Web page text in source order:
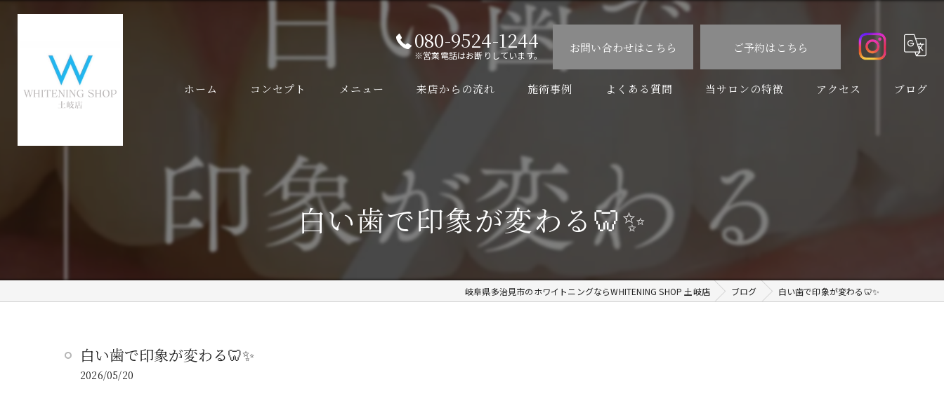
080-9524-1244
※営業電話はお断りしています。
お問い合わせはこちら ご予約はこちら
ホーム コンセプト メニュー 来店からの流れ 施術事例 よくある質問 当サロンの特徴
痛くない
虫歯
アクセス ブログ
白い歯で印象が変わる🦷✨️
岐阜県多治見市のホワイトニングならWHITENING SHOP 土岐店 ブログ 白い歯で印象が変わる🦷✨️
白い歯で印象が変わる🦷✨️
2026/05/20